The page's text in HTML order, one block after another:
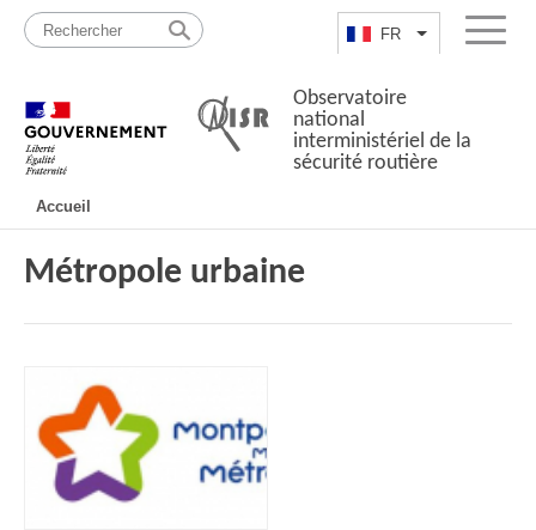
Passer
contenu
FR Lister lesMenu
Observatoire
national
interministériel de la
sécurité routière
principale
Accueil
Métropole urbaine